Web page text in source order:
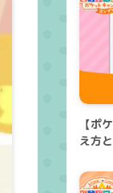
【ポ
え方